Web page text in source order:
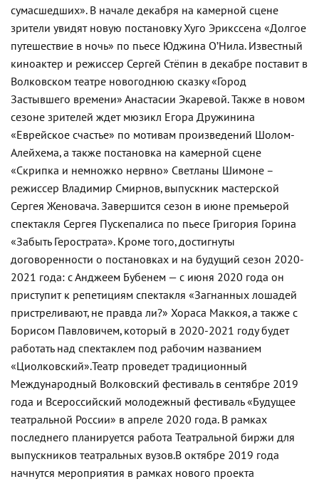
сумасшедших». В начале декабря на камерной сцене
зрители увидят новую постановку Хуго Эрикссена «Долгое
путешествие в ночь» по пьесе Юджина О’Нила. Известный
киноактер и режиссер Сергей Стёпин в декабре поставит в
Волковском театре новогоднюю сказку «Город
Застывшего времени» Анастасии Экаревой. Также в новом
сезоне зрителей ждет мюзикл Егора Дружинина
«Еврейское счастье» по мотивам произведений Шолом-
Алейхема, а также постановка на камерной сцене
«Скрипка и немножко нервно» Светланы Шимоне –
режиссер Владимир Смирнов, выпускник мастерской
Сергея Женовача. Завершится сезон в июне премьерой
спектакля Сергея Пускепалиса по пьесе Григория Горина
«Забыть Герострата». Кроме того, достигнуты
договоренности о постановках и на будущий сезон 2020-
2021 года: с Анджеем Бубенем — с июня 2020 года он
приступит к репетициям спектакля «Загнанных лошадей
пристреливают, не правда ли?» Хораса Маккоя, а также с
Борисом Павловичем, который в 2020-2021 году будет
работать над спектаклем под рабочим названием
«Циолковский».Театр проведет традиционный
Международный Волковский фестиваль в сентябре 2019
года и Всероссийский молодежный фестиваль «Будущее
театральной России» в апреле 2020 года. В рамках
последнего планируется работа Театральной биржи для
выпускников театральных вузов.В октябре 2019 года
начнутся мероприятия в рамках нового проекта